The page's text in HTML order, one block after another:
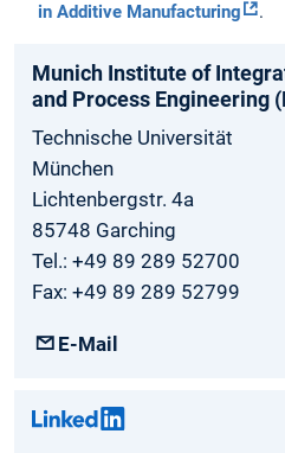
in Additive Manufacturing
.
Munich­ Institute­ of
and­ Process­ Engineering­
Technische Universität
München
Lichtenbergstr. 4a
85748 Garching
Tel.: +49 89 289 52700
Fax: +49 89 289 52799
E-Mail